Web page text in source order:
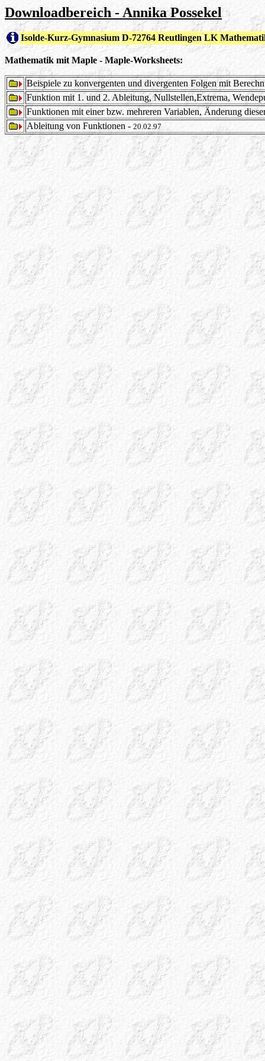
Downloadbereich - Annika Possekel
Isolde-Kurz-Gymnasium D-72764 Reutlingen LK
Mathematik mit Maple - Maple-Worksheets:
Beispiele zu konvergenten und divergenten Folgen mit
Funktion mit 1. und 2. Ableitung, Nullstellen,Extrema,
Funktionen mit einer bzw. mehreren Variablen, Änderung
Ableitung von Funktionen - 20.02.97